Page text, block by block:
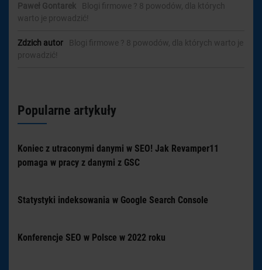
Paweł Gontarek
Blogi firmowe ? 8 powodów, dla których
warto je prowadzić!
Zdzich autor
Blogi firmowe ? 8 powodów, dla których warto je
prowadzić!
Popularne artykuły
Koniec z utraconymi danymi w SEO! Jak Revamper11
pomaga w pracy z danymi z GSC
Statystyki indeksowania w Google Search Console
Konferencje SEO w Polsce w 2022 roku